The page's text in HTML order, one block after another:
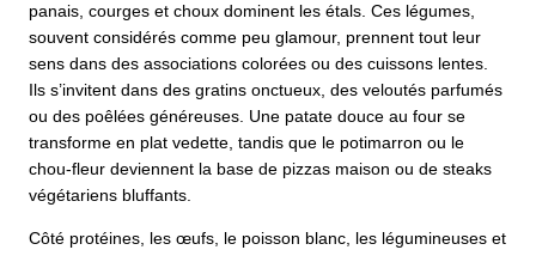
panais, courges et choux dominent les étals. Ces légumes,
souvent considérés comme peu glamour, prennent tout leur
sens dans des associations colorées ou des cuissons lentes.
Ils s’invitent dans des gratins onctueux, des veloutés parfumés
ou des poêlées généreuses. Une patate douce au four se
transforme en plat vedette, tandis que le potimarron ou le
chou-fleur deviennent la base de pizzas maison ou de steaks
végétariens bluffants.
Côté protéines, les œufs, le poisson blanc, les légumineuses et